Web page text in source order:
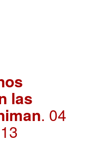
las
. 04